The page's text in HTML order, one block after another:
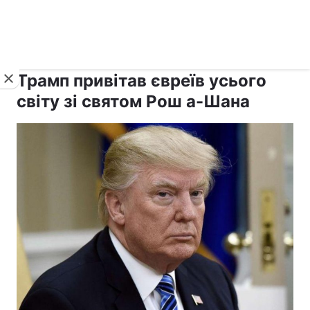
Трамп привітав євреїв усього
світу зі святом Рош а-Шана